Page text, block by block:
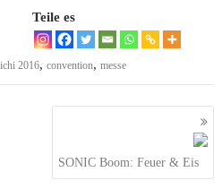
Teile es
2016,convention,messe
SONIC Boom: Feuer & Eis